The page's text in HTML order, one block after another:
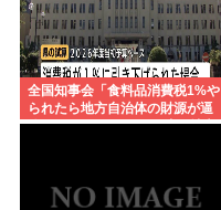
全国知事会「食料品消費税1%や
られたら地方自治体の財源が逼
迫してしまう 」…この流れ地方